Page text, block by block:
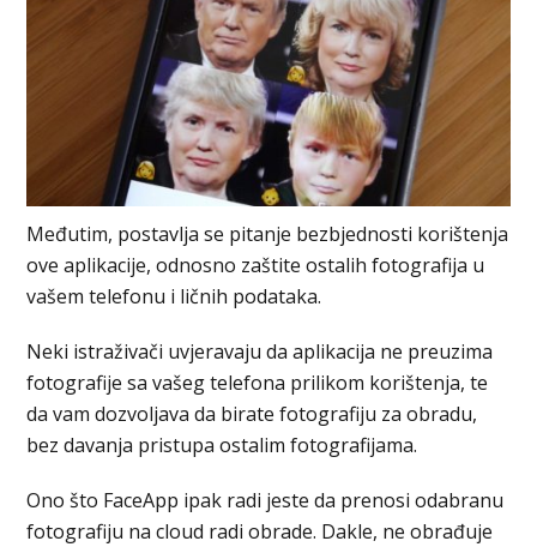
Međutim, postavlja se pitanje bezbjednosti korištenja
ove aplikacije, odnosno zaštite ostalih fotografija u
vašem telefonu i ličnih podataka.
Neki istraživači uvjeravaju da aplikacija ne preuzima
fotografije sa vašeg telefona prilikom korištenja, te
da vam dozvoljava da birate fotografiju za obradu,
bez davanja pristupa ostalim fotografijama.
Ono što FaceApp ipak radi jeste da prenosi odabranu
fotografiju na cloud radi obrade. Dakle, ne obrađuje